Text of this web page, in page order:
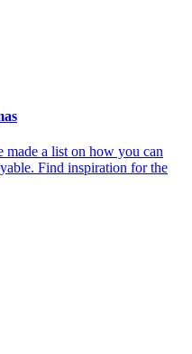
made a list on how you can
Find inspiration for the